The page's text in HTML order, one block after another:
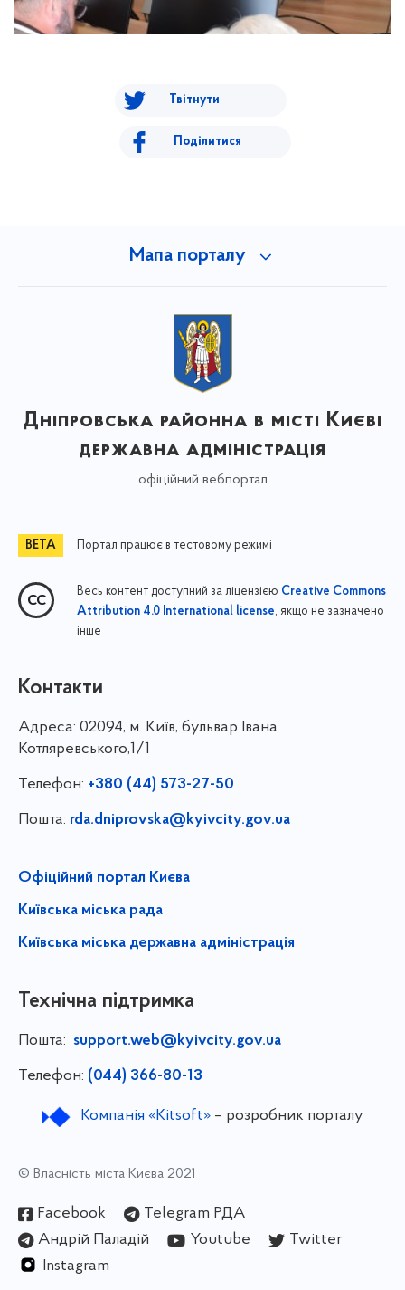
Твітнути
Поділитися
Мапа порталу
Дніпровська районна в місті Києві
державна адміністрація
офіційний вебпортал
Портал працює в тестовому режимі
Весь контент доступний за ліцензією Creative Commons
Attribution 4.0 International license, якщо не зазначено
інше
Контакти
Адреса: 02094, м. Київ, бульвар Івана
Котляревського,1/1
Телефон: +380 (44) 573-27-50
Пошта: rda.dniprovska@kyivcity.gov.ua
Офіційний портал Києва
Київська міська рада
Київська міська державна адміністрація
Технічна підтримка
Пошта: support.web@kyivcity.gov.ua
Телефон: (044) 366-80-13
Компанія «Kitsoft»– розробник порталу
© Власність міста Києва 2021
Facebook
Telegram РДА
Андрій Паладій
Youtube
Twitter
Instagram